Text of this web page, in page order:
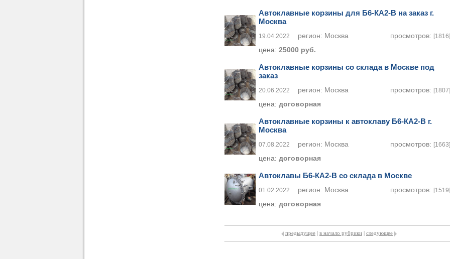
Автоклавные корзины для Б6-КА2-В на заказ г.
Москва
19.04.2022 регион: Москва просмотров: [1816]
цена: 25000 руб.
Автоклавные корзины со склада в Москве под
заказ
20.06.2022 регион: Москва просмотров: [1807]
цена: договорная
Автоклавные корзины к автоклаву Б6-КА2-В г.
Москва
07.08.2022 регион: Москва просмотров: [1663]
цена: договорная
Автоклавы Б6-КА2-В со склада в Москве
01.02.2022 регион: Москва просмотров: [1519]
цена: договорная
предыдущее | в начало рубрики | следующее